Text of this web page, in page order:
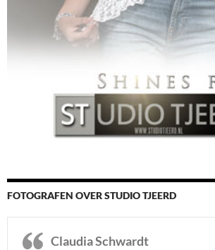
FOTOGRAFEN OVER STUDIO TJEERD
Claudia Schwardt